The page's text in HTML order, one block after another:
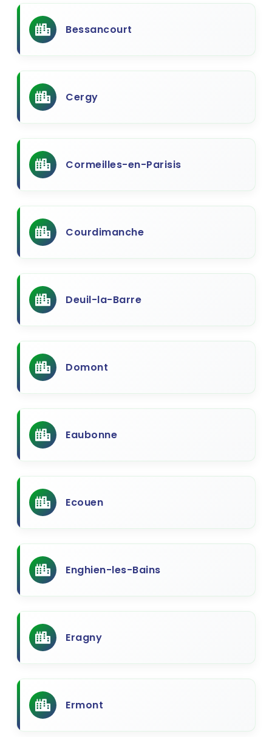
Bessancourt
Cergy
Cormeilles-en-Parisis
Courdimanche
Deuil-la-Barre
Domont
Eaubonne
Ecouen
Enghien-les-Bains
Eragny
Ermont